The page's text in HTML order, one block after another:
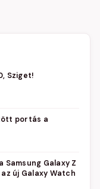
Sziget!
portás a
Galaxy Z
új Galaxy Watch